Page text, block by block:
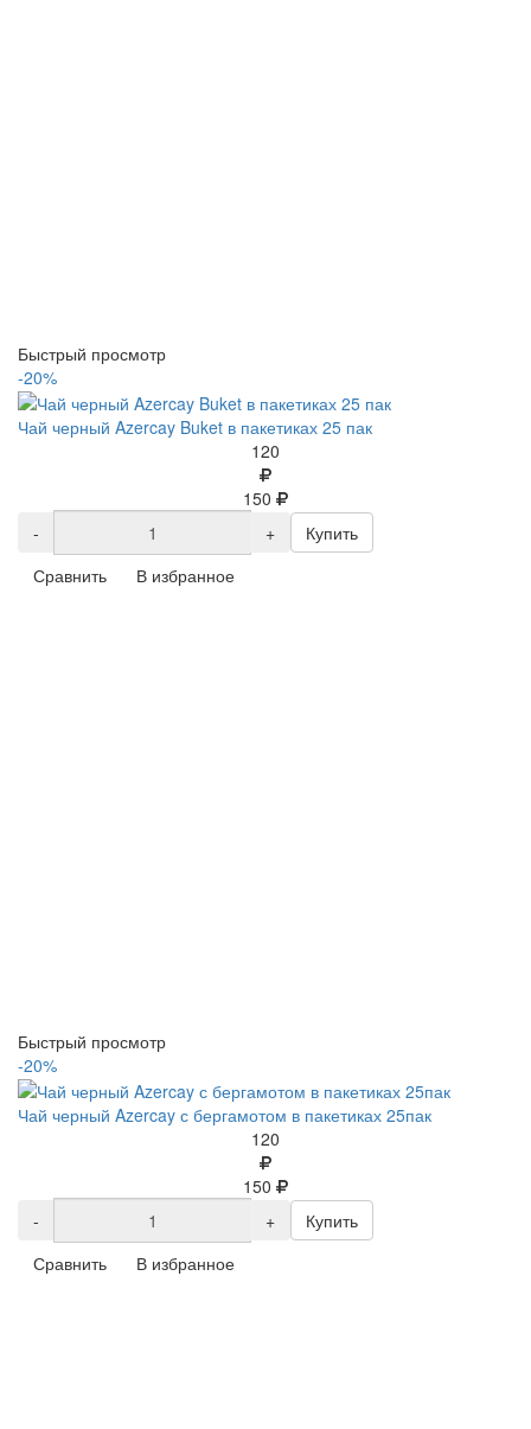
Быстрый просмотр
-20%
Чай черный Azercay Buket в пакетиках 25 пак
120
150
-
+
Купить
Сравнить
В избранное
Быстрый просмотр
-20%
Чай черный Azercay с бергамотом в пакетиках 25пак
120
150
-
+
Купить
Сравнить
В избранное